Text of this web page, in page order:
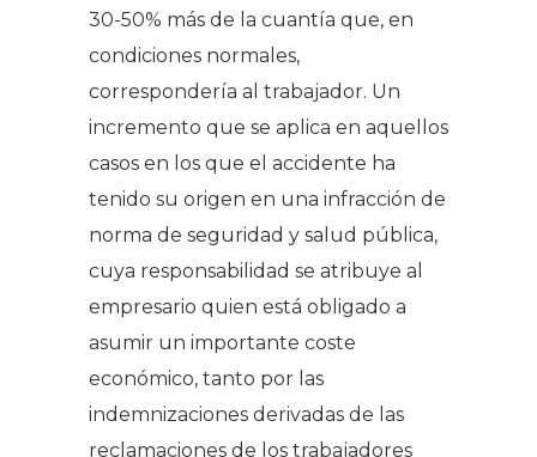
30-50% más de la cuantía que, en
condiciones normales,
correspondería al trabajador. Un
incremento que se aplica en aquellos
casos en los que el accidente ha
tenido su origen en una infracción de
norma de seguridad y salud pública,
cuya responsabilidad se atribuye al
empresario quien está obligado a
asumir un importante coste
económico, tanto por las
indemnizaciones derivadas de las
reclamaciones de los trabajadores